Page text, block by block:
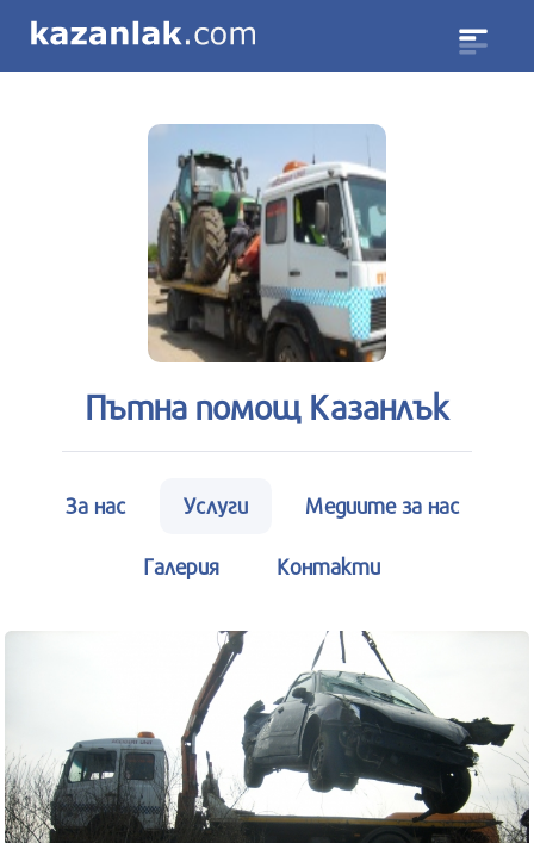
Пътна помощ Казанлък
За нас Услуги Медиите за нас
Галерия Контакти